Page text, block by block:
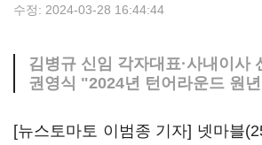
수정: 2024-03-28 16:44:44
김병규 신임 각자대표·사내이사
권영식 "2024년 턴어라운드 원
[뉴스토마토 이범종 기자] 넷마블